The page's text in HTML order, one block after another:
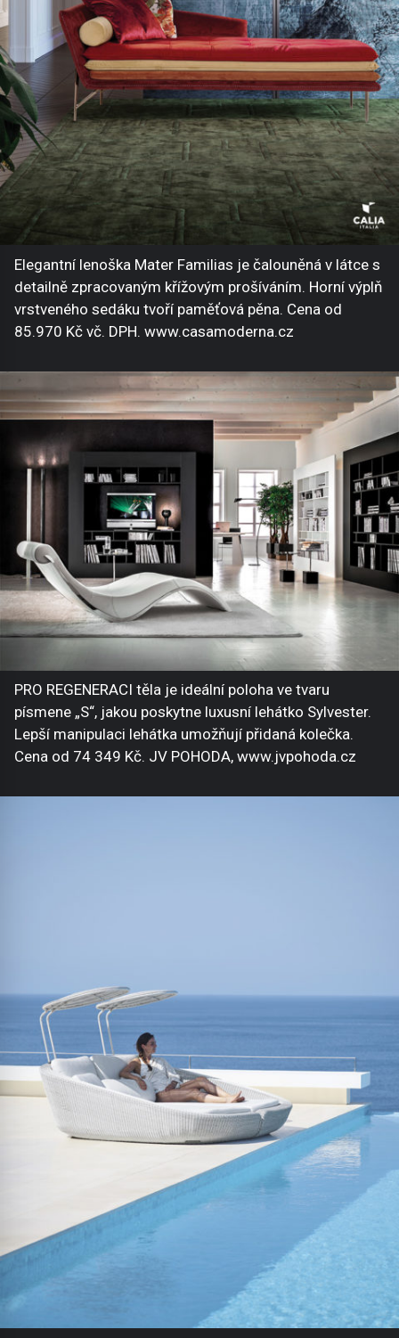
Elegantní lenoška Mater Familias je čalouněná v látce s
detailně zpracovaným křížovým prošíváním. Horní výplň
vrstveného sedáku tvoří paměťová pěna. Cena od
85.970 Kč vč. DPH. www.casamoderna.cz
PRO REGENERACI těla je ideální poloha ve tvaru
písmene „S“, jakou poskytne luxusní lehátko Sylvester.
Lepší manipulaci lehátka umožňují přidaná kolečka.
Cena od 74 349 Kč. JV POHODA, www.jvpohoda.cz